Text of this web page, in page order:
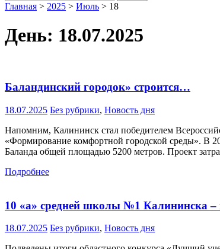
Главная > 2025 > Июль > 18
День: 18.07.2025
Баландинский городок» строится…
18.07.2025 Без рубрики, Новость дня
Напомним, Калининск стал победителем
«Формирование комфортной городской среды». В
Баланда общей площадью 5200 метров. Проект
Подробнее
10 «а» средней школы №1 Калининска –
18.07.2025 Без рубрики, Новость дня